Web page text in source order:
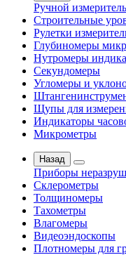
Ручной
Строительные
Рулетки
Глубиномеры
Нутромеры
Секундомеры
Угломеры и
Щупы для
Индикаторы
Микрометры
Назад
Приборы
Склерометры
Толщиномеры
Тахометры
Влагомеры
Видеоэндоскопы
Плотномеры для